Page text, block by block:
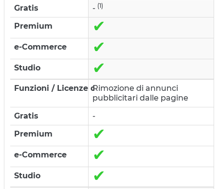
- (1)
✔
✔
✔
Rimozione di annunci
pubblicitari dalle pagine
-
✔
✔
✔